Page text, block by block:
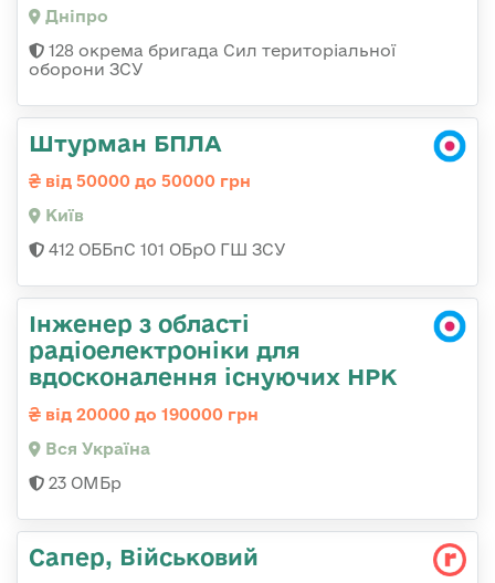
Дніпро
128 окрема бригада Сил територіальної
оборони ЗСУ
Штурман БПЛА
від 50000 до 50000 грн
Київ
412 ОББпС 101 ОБрО ГШ ЗСУ
Інженер з області
радіоелектроніки для
вдосконалення існуючих НРК
від 20000 до 190000 грн
Вся Україна
23 ОМБр
Сапер, Військовий